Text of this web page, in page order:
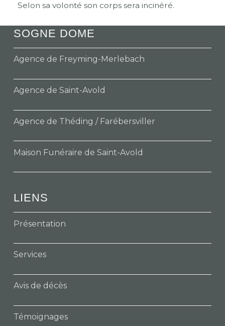
Selon sa volonté son corps sera incinéré.
SOGNE DOME
Agence de Freyming-Merlebach
Agence de Saint-Avold
Agence de Théding / Farébersviller
Maison Funéraire de Saint-Avold
LIENS
Présentation
Services
Avis de décès
Témoignages